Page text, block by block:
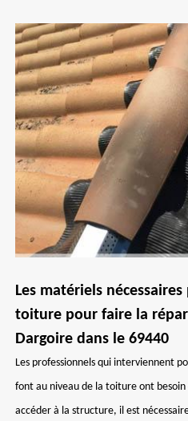
Les matériels
toiture pour faire la
Dargoire dans le 69440
Les professionnels qui interviennent
font au niveau de la toiture ont
accéder à la structure, il est